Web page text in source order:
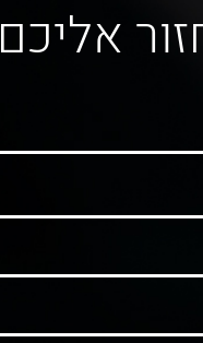
אליכם